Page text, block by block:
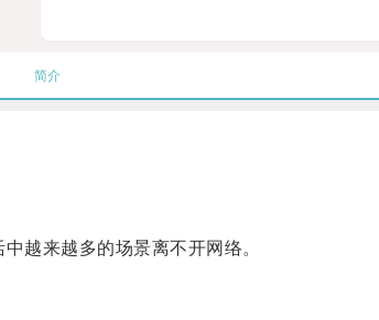
简介
来越多的场景离不开网络。